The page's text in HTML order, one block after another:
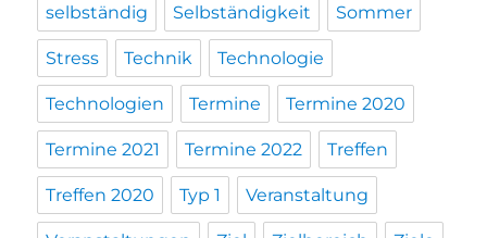
selbständig Selbständigkeit Sommer
Stress Technik Technologie
Technologien Termine Termine 2020
Termine 2021 Termine 2022 Treffen
Treffen 2020 Typ 1 Veranstaltung